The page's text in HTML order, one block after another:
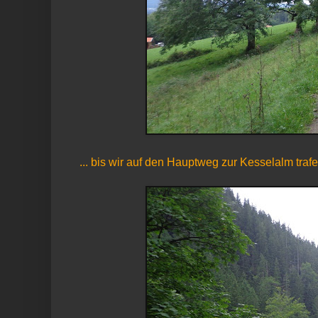
... bis wir auf den Hauptweg zur Kesselalm